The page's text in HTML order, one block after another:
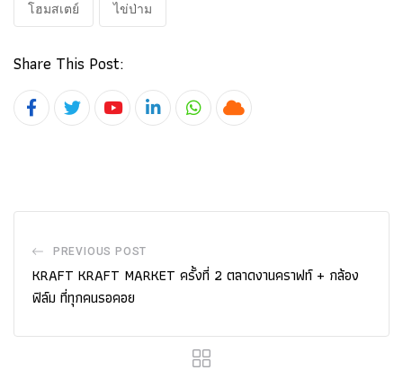
โฮมสเตย์ ไข่ป่าม
Share This Post:
YoutubeLinkedInWhatsapp
Cloud
PREVIOUS POST
KRAFT KRAFT MARKET ครั้งที่ 2 ตลาดงานคราฟท์ + กล้อง
ฟิล์ม ที่ทุกคนรอคอย